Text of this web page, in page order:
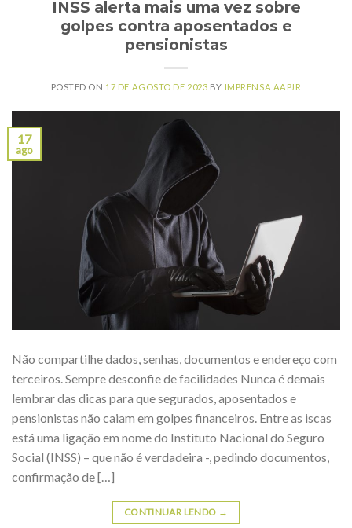
INSS alerta mais uma vez sobre
golpes contra aposentados e
pensionistas
POSTED ON 17 DE AGOSTO DE 2023 BY IMPRENSA AAPJR
17
ago
Não compartilhe dados, senhas, documentos e endereço com
terceiros. Sempre desconfie de facilidades Nunca é demais
lembrar das dicas para que segurados, aposentados e
pensionistas não caiam em golpes financeiros. Entre as iscas
está uma ligação em nome do Instituto Nacional do Seguro
Social (INSS) – que não é verdadeira -, pedindo documentos,
confirmação de […]
CONTINUAR LENDO →